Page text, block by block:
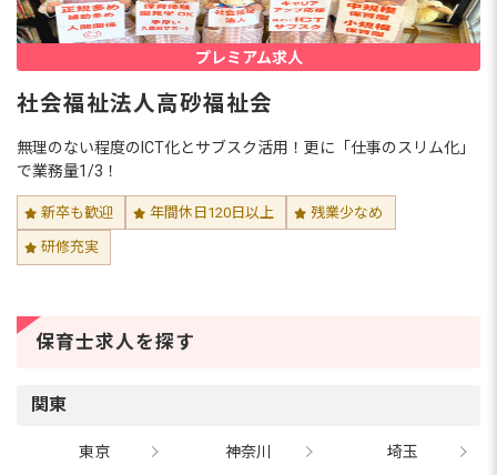
社会福祉法人高砂福祉会
新卒も歓迎 年間休日120日以上 残業少なめ
研修充実
無理のない程度のICT化とサブスク活用！更に「仕事のスリム化」
で業務量1/3！
プレミアム求人
保育士求人を探す
関東
東京 神奈川
埼玉